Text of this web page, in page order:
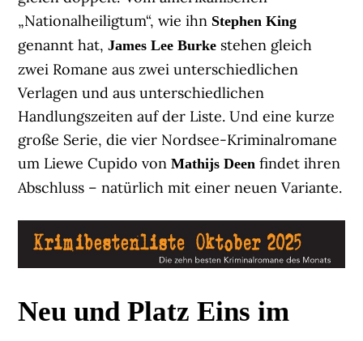
„Nationalheiligtum“, wie ihn Stephen King
genannt hat,James Lee Burke stehen gleich
zwei Romane aus zwei unterschiedlichen
Verlagen und aus unterschiedlichen
Handlungszeiten auf der Liste. Und eine kurze
große Serie, die vier Nordsee-Kriminalromane
um Liewe Cupido vonMathijs Deen findet ihren
Abschluss – natürlich mit einer neuen Variante.
Neu und Platz Eins im